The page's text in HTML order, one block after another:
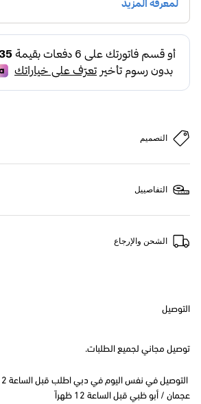
التصميم
التفاصييل
الشحن والإرجاع
التوصيل
توصيل مجاني لجميع الطلبات.
عجمان / أبو ظبي قبل الساعة 12 ظهراً